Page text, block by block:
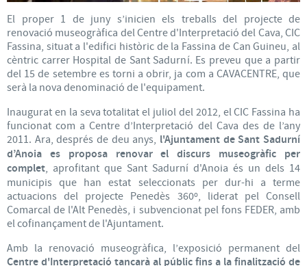
El proper 1 de juny s’inicien els treballs del projecte de
renovació museogràfica del Centre d'Interpretació del Cava, CIC
Fassina, situat a l'edifici històric de la Fassina de Can Guineu, al
cèntric carrer Hospital de Sant Sadurní. Es preveu que a partir
del 15 de setembre es torni a obrir, ja com a CAVACENTRE, que
serà la nova denominació de l'equipament.
Inaugurat en la seva totalitat el juliol del 2012, el CIC Fassina ha
funcionat com a Centre d’Interpretació del Cava des de l’any
2011. Ara, després de deu anys, l'Ajuntament de Sant Sadurní
d’Anoia es proposa renovar el discurs museogràfic per
complet, aprofitant que Sant Sadurní d'Anoia és un dels 14
municipis que han estat seleccionats per dur-hi a terme
actuacions del projecte Penedès 360º, liderat pel Consell
Comarcal de l'Alt Penedès, i subvencionat pel fons FEDER, amb
el cofinançament de l'Ajuntament.
Amb la renovació museogràfica, l’exposició permanent del
Centre d'Interpretació tancarà al públic fins a la finalització de